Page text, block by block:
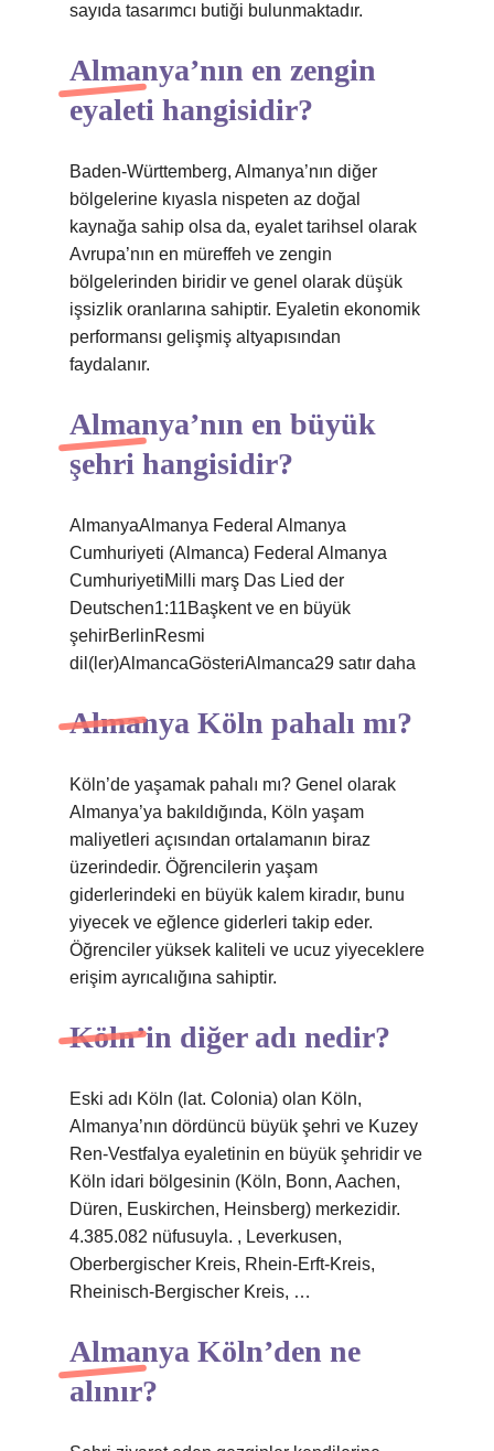
sayıda tasarımcı butiği bulunmaktadır.
Almanya’nın en zengin
eyaleti hangisidir?
Baden-Württemberg, Almanya’nın diğer
bölgelerine kıyasla nispeten az doğal
kaynağa sahip olsa da, eyalet tarihsel olarak
Avrupa’nın en müreffeh ve zengin
bölgelerinden biridir ve genel olarak düşük
işsizlik oranlarına sahiptir. Eyaletin ekonomik
performansı gelişmiş altyapısından
faydalanır.
Almanya’nın en büyük
şehri hangisidir?
AlmanyaAlmanya Federal Almanya
Cumhuriyeti (Almanca) Federal Almanya
CumhuriyetiMilli marş Das Lied der
Deutschen1:11Başkent ve en büyük
şehirBerlinResmi
dil(ler)AlmancaGösteriAlmanca29 satır daha
Almanya Köln pahalı mı?
Köln’de yaşamak pahalı mı? Genel olarak
Almanya’ya bakıldığında, Köln yaşam
maliyetleri açısından ortalamanın biraz
üzerindedir. Öğrencilerin yaşam
giderlerindeki en büyük kalem kiradır, bunu
yiyecek ve eğlence giderleri takip eder.
Öğrenciler yüksek kaliteli ve ucuz yiyeceklere
erişim ayrıcalığına sahiptir.
Köln’in diğer adı nedir?
Eski adı Köln (lat. Colonia) olan Köln,
Almanya’nın dördüncü büyük şehri ve Kuzey
Ren-Vestfalya eyaletinin en büyük şehridir ve
Köln idari bölgesinin (Köln, Bonn, Aachen,
Düren, Euskirchen, Heinsberg) merkezidir.
4.385.082 nüfusuyla. , Leverkusen,
Oberbergischer Kreis, Rhein-Erft-Kreis,
Rheinisch-Bergischer Kreis, …
Almanya Köln’den ne
alınır?